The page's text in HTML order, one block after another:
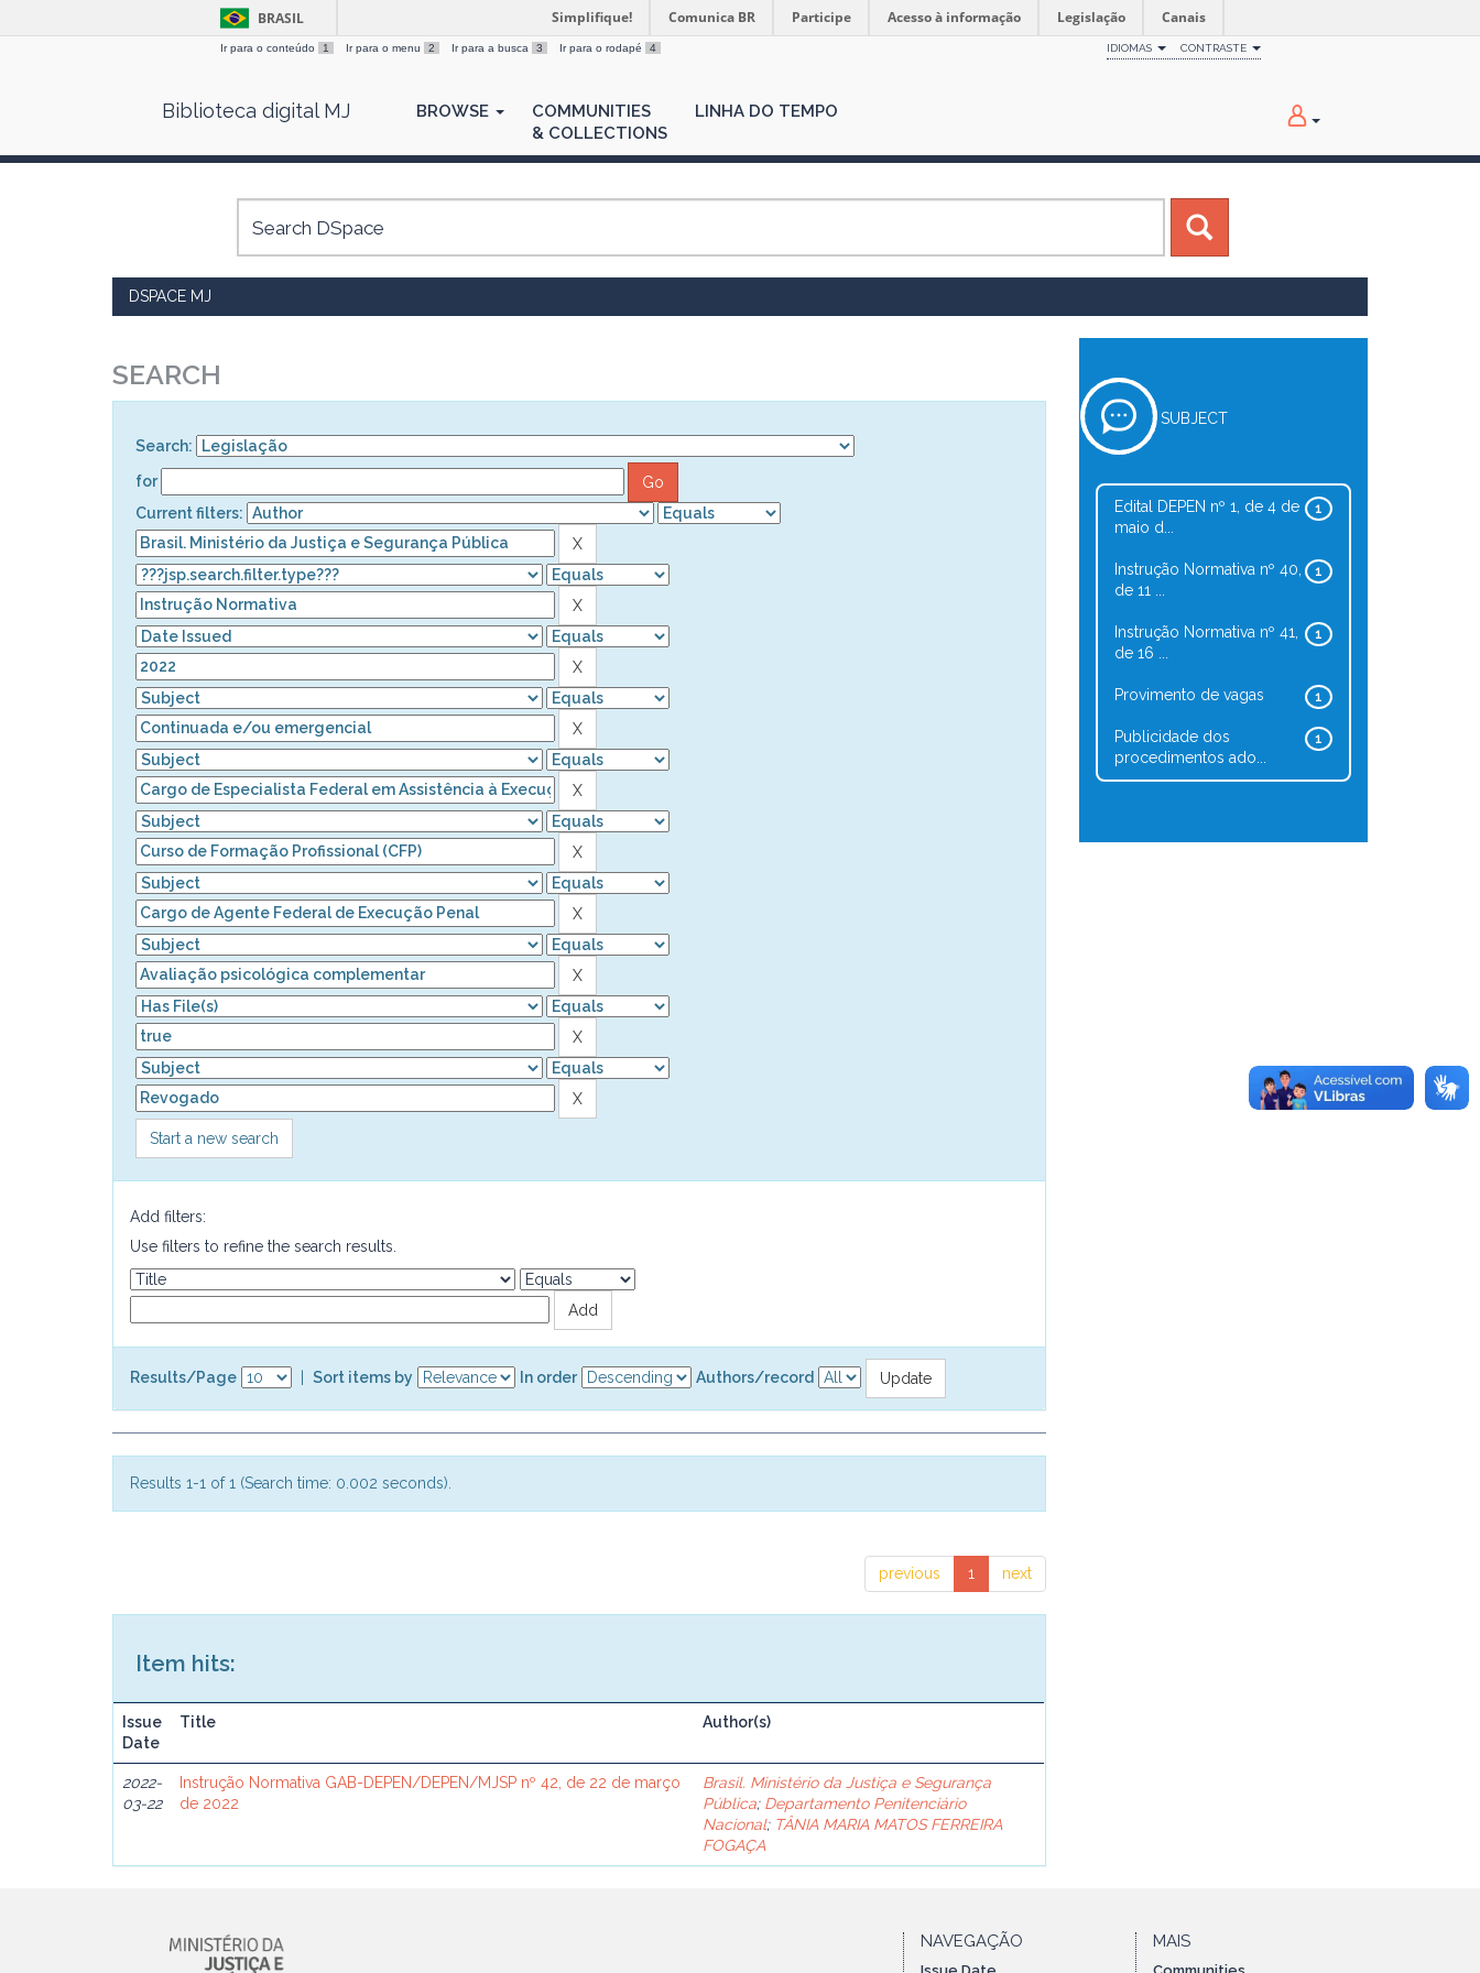
BRASIL Simplifique! Comunica BR Participe Acesso à informação Legislação Canais
Ir para o conteúdo 1 Ir para o menu 2 Ir para a busca 3 Ir para o rodapé 4 IDIOMAS CONTRASTE
Biblioteca digital MJ BROWSE
COMMUNITIES
& COLLECTIONS
LINHA DO TEMPO
DSPACE MJ
SEARCH
Search:
for
Current filters:
Start a new search
Add filters:
Use filters to refine the search results.
Results/Page Sort items by In order Authors/record
Results 1-1 of 1 (Search time: 0.002 seconds).
previous 1 next
Item hits:
Issue
Date
Title Author(s)
2022-
03-22
Instrução Normativa GAB-DEPEN/DEPEN/MJSP nº 42, de 22 de março
de 2022
Brasil. Ministério da Justiça e Segurança
Pública; Departamento Penitenciário
Nacional; TÂNIA MARIA MATOS FERREIRA
FOGAÇA
SUBJECT
1
Edital DEPEN nº 1, de 4 de
maio d...
1
Instrução Normativa nº 40,
de 11 ...
1
Instrução Normativa nº 41,
de 16 ...
1
Provimento de vagas
1
Publicidade dos
procedimentos ado...
NAVEGAÇÃO MAIS